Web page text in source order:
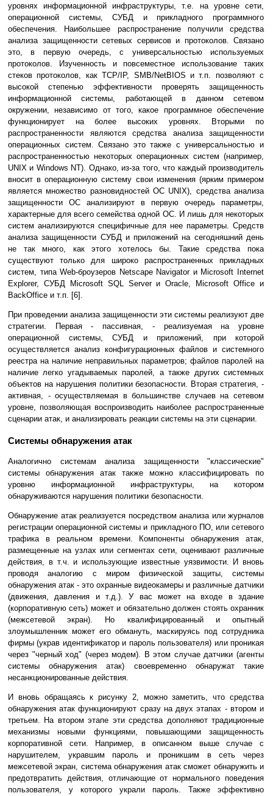
уровнях информационной инфраструктуры, т.е. на уровне сети,
операционной системы, СУБД и прикладного программного
обеспечения. Наибольшее распространение получили средства
анализа защищенности сетевых сервисов и протоколов. Связано
это, в первую очередь, с универсальностью используемых
протоколов. Изученность и повсеместное использование таких
стеков протоколов, как TCP/IP, SMB/NetBIOS и т.п. позволяют с
высокой степенью эффективности проверять защищенность
информационной системы, работающей в данном сетевом
окружении, независимо от того, какое программное обеспечение
функционирует на более высоких уровнях. Вторыми по
распространенности являются средства анализа защищенности
операционных систем. Связано это также с универсальностью и
распространенностью некоторых операционных систем (например,
UNIX и Windows NT). Однако, из-за того, что каждый производитель
вносит в операционную систему свои изменения (ярким примером
является множество разновидностей ОС UNIX), средства анализа
защищенности ОС анализируют в первую очередь параметры,
характерные для всего семейства одной ОС. И лишь для некоторых
систем анализируются специфичные для нее параметры. Средств
анализа защищенности СУБД и приложений на сегодняшний день
не так много, как этого хотелось бы. Такие средства пока
существуют только для широко распространенных прикладных
систем, типа Web-броузеров Netscape Navigator и Microsoft Internet
Explorer, СУБД Microsoft SQL Server и Oracle, Microsoft Office и
BackOffice и т.п. [6].
При проведении анализа защищенности эти системы реализуют две
стратегии. Первая - пассивная, - реализуемая на уровне
операционной системы, СУБД и приложений, при которой
осуществляется анализ конфигурационных файлов и системного
реестра на наличие неправильных параметров; файлов паролей на
наличие легко угадываемых паролей, а также других системных
объектов на нарушения политики безопасности. Вторая стратегия, -
активная, - осуществляемая в большинстве случаев на сетевом
уровне, позволяющая воспроизводить наиболее распространенные
сценарии атак, и анализировать реакции системы на эти сценарии.
Системы обнаружения атак
Аналогично системам анализа защищенности "классические"
системы обнаружения атак также можно классифицировать по
уровню информационной инфраструктуры, на котором
обнаруживаются нарушения политики безопасности.
Обнаружение атак реализуется посредством анализа или журналов
регистрации операционной системы и прикладного ПО, или сетевого
трафика в реальном времени. Компоненты обнаружения атак,
размещенные на узлах или сегментах сети, оценивают различные
действия, в т.ч. и использующие известные уязвимости. И вновь
проводя аналогию с миром физической защиты, системы
обнаружения атак - это охранные видеокамеры и различные датчики
(движения, давления и т.д.). У вас может на входе в здание
(корпоративную сеть) может и обязательно должен стоять охранник
(межсетевой экран). Но квалифицированный и опытный
злоумышленник может его обмануть, маскируясь под сотрудника
фирмы (украв идентификатор и пароль пользователя) или проникая
через "черный ход" (через модем). В этом случае датчики (агенты
системы обнаружения атак) своевременно обнаружат такие
несанкционированные действия.
И вновь обращаясь к рисунку 2, можно заметить, что средства
обнаружения атак функционируют сразу на двух этапах - втором и
третьем. На втором этапе эти средства дополняют традиционные
механизмы новыми функциями, повышающими защищенность
корпоративной сети. Например, в описанном выше случае с
нарушителем, укравшим пароль и проникшим в сеть через
межсетевой экран, система обнаружения атак сможет обнаружить и
предотвратить действия, отличающие от нормального поведения
пользователя, у которого украли пароль. Также эффективно